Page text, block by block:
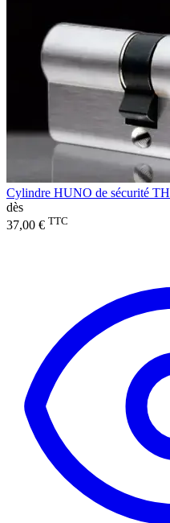
Cylindre HUNO de sécurité
dès
37,00 € TTC